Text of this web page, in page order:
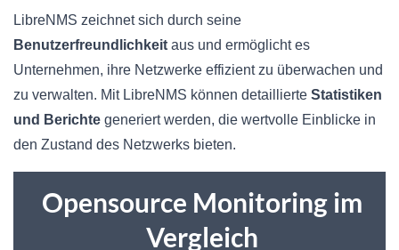
LibreNMS zeichnet sich durch seine
Benutzerfreundlichkeit aus und ermöglicht es
Unternehmen, ihre Netzwerke effizient zu überwachen und
zu verwalten. Mit LibreNMS können detaillierte Statistiken
und Berichte generiert werden, die wertvolle Einblicke in
den Zustand des Netzwerks bieten.